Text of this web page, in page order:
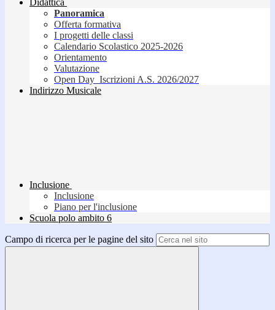
Didattica
Panoramica
Offerta formativa
I progetti delle classi
Calendario Scolastico 2025-2026
Orientamento
Valutazione
Open Day_Iscrizioni A.S. 2026/2027
Indirizzo Musicale
Inclusione
Inclusione
Piano per l'inclusione
Scuola polo ambito 6
Campo di ricerca per le pagine del sito